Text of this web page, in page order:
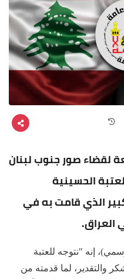
لقضاء صور جنوب لبنان
الحسينية
الذي قامت به في
العراق.
إنه "نتوجه للعتبة
والتقدير، لما قدمته من